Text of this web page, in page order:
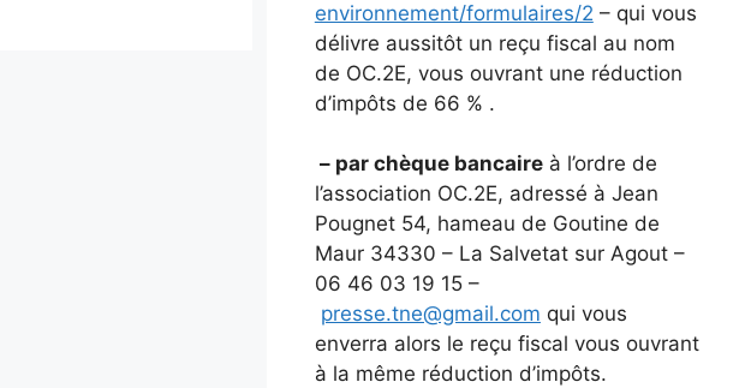
environnement/formulaires/2 – qui vous
délivre aussitôt un reçu fiscal au nom
de OC.2E, vous ouvrant une réduction
d’impôts de 66 % .
– par chèque bancaireà l’ordre de
l’association OC.2E, adressé à Jean
Pougnet 54, hameau de Goutine de
Maur 34330 – La Salvetat sur Agout –
06 46 03 19 15 –
presse.tne@gmail.com qui vous
enverra alors le reçu fiscal vous ouvrant
à la même réduction d’impôts.